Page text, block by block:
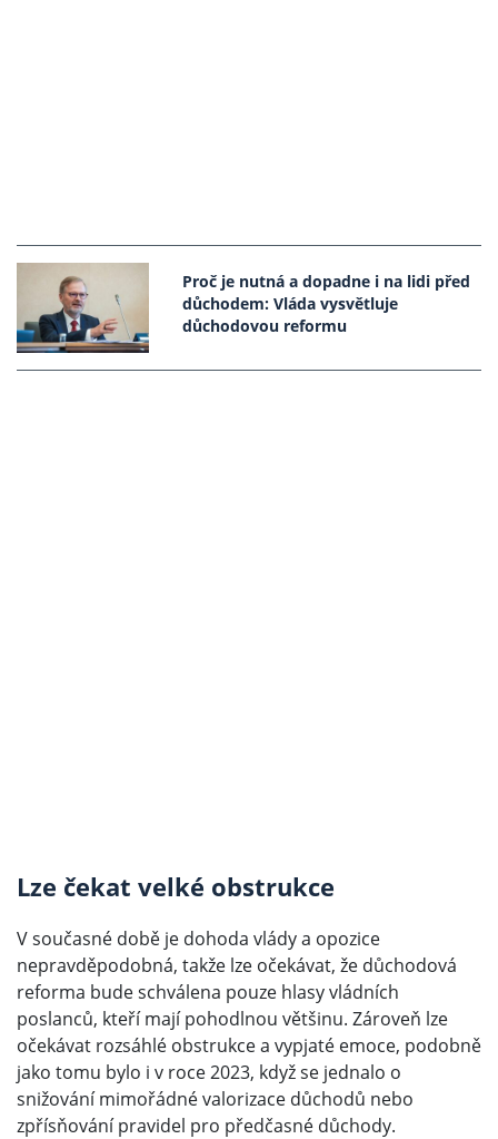
Proč je nutná a dopadne i na lidi před
důchodem: Vláda vysvětluje
důchodovou reformu
Lze čekat velké obstrukce
V současné době je dohoda vlády a opozice
nepravděpodobná, takže lze očekávat, že důchodová
reforma bude schválena pouze hlasy vládních
poslanců, kteří mají pohodlnou většinu. Zároveň lze
očekávat rozsáhlé obstrukce a vypjaté emoce, podobně
jako tomu bylo i v roce 2023, když se jednalo o
snižování mimořádné valorizace důchodů nebo
zpřísňování pravidel pro předčasné důchody.